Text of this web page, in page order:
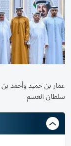
عمار بن حميد وأحمد
سلطان العسم